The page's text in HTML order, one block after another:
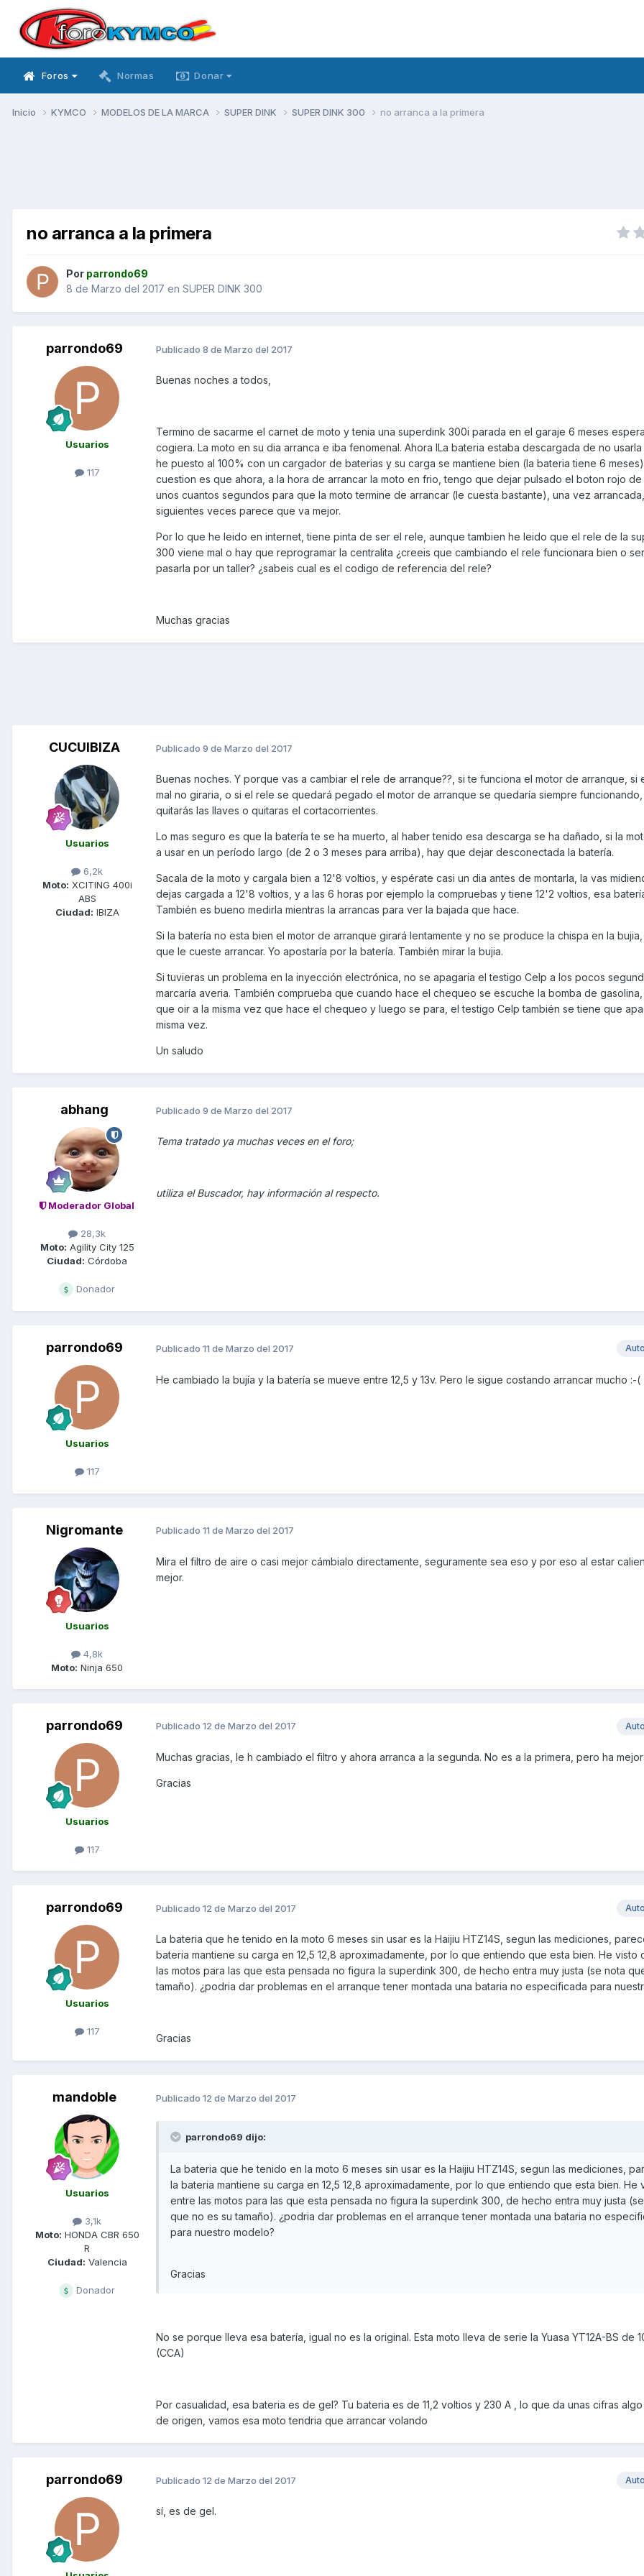
Foros Normas Donar
Inicio KYMCO MODELOS DE LA MARCA SUPER DINK SUPER DINK 300 no arranca a la primera
no arranca a la primera
Por parrondo69
8 de Marzo del 2017 en SUPER DINK 300
parrondo69
Usuarios
117
Publicado 8 de Marzo del 2017
Buenas noches a todos,
Termino de sacarme el carnet de moto y tenia una superdink 300i parada en el garaje 6 meses
cogiera. La moto en su dia arranca e iba fenomenal. Ahora lLa bateria estaba descargada de no
he puesto al 100% con un cargador de baterias y su carga se mantiene bien (la bateria tiene 6
cuestion es que ahora, a la hora de arrancar la moto en frio, tengo que dejar pulsado el boton rojo de
unos cuantos segundos para que la moto termine de arrancar (le cuesta bastante), una vez
siguientes veces parece que va mejor.
Por lo que he leido en internet, tiene pinta de ser el rele, aunque tambien he leido que el rele de la
300 viene mal o hay que reprogramar la centralita ¿creeis que cambiando el rele funcionara bien o
pasarla por un taller? ¿sabeis cual es el codigo de referencia del rele?
Muchas gracias
CUCUIBIZA
Usuarios
6,2k
Moto: XCITING 400i
ABS
Ciudad: IBIZA
Publicado 9 de Marzo del 2017
Buenas noches. Y porque vas a cambiar el rele de arranque??, si te funciona el motor de arranque, si
mal no giraria, o si el rele se quedará pegado el motor de arranque se quedaría siempre
quitarás las llaves o quitaras el cortacorrientes.
Lo mas seguro es que la batería te se ha muerto, al haber tenido esa descarga se ha dañado, si la
a usar en un período largo (de 2 o 3 meses para arriba), hay que dejar desconectada la batería.
Sacala de la moto y cargala bien a 12'8 voltios, y espérate casi un dia antes de montarla, la vas
dejas cargada a 12'8 voltios, y a las 6 horas por ejemplo la compruebas y tiene 12'2 voltios, esa
También es bueno medirla mientras la arrancas para ver la bajada que hace.
Si la batería no esta bien el motor de arranque girará lentamente y no se produce la chispa en la
que le cueste arrancar. Yo apostaría por la batería. También mirar la bujia.
Si tuvieras un problema en la inyección electrónica, no se apagaria el testigo Celp a los pocos
marcaría averia. También comprueba que cuando hace el chequeo se escuche la bomba de
que oir a la misma vez que hace el chequeo y luego se para, el testigo Celp también se tiene que
misma vez.
Un saludo
abhang
Moderador Global
28,3k
Moto: Agility City 125
Ciudad: Córdoba
Donador
Publicado 9 de Marzo del 2017
Tema tratado ya muchas veces en el foro;
utiliza el Buscador, hay información al respecto.
parrondo69
Usuarios
117
Publicado 11 de Marzo del 2017
He cambiado la bujía y la batería se mueve entre 12,5 y 13v. Pero le sigue costando arrancar mucho :-(
Nigromante
Usuarios
4,8k
Moto: Ninja 650
Publicado 11 de Marzo del 2017
Mira el filtro de aire o casi mejor cámbialo directamente, seguramente sea eso y por eso al estar
mejor.
parrondo69
Usuarios
117
Publicado 12 de Marzo del 2017
Muchas gracias, le h cambiado el filtro y ahora arranca a la segunda. No es a la primera, pero ha
Gracias
parrondo69
Usuarios
117
Publicado 12 de Marzo del 2017
La bateria que he tenido en la moto 6 meses sin usar es la Haijiu HTZ14S, segun las mediciones,
bateria mantiene su carga en 12,5 12,8 aproximadamente, por lo que entiendo que esta bien. He visto
las motos para las que esta pensada no figura la superdink 300, de hecho entra muy justa (se nota
tamaño). ¿podria dar problemas en el arranque tener montada una bataria no especificada para
Gracias
mandoble
Usuarios
3,1k
Moto: HONDA CBR 650
R
Ciudad: Valencia
Donador
Publicado 12 de Marzo del 2017
parrondo69 dijo:
La bateria que he tenido en la moto 6 meses sin usar es la Haijiu HTZ14S, segun las mediciones,
la bateria mantiene su carga en 12,5 12,8 aproximadamente, por lo que entiendo que esta bien. He
entre las motos para las que esta pensada no figura la superdink 300, de hecho entra muy justa
que no es su tamaño). ¿podria dar problemas en el arranque tener montada una bataria no
para nuestro modelo?
Gracias
No se porque lleva esa batería, igual no es la original. Esta moto lleva de serie la Yuasa YT12A-BS de
(CCA)
Por casualidad, esa bateria es de gel? Tu bateria es de 11,2 voltios y 230 A , lo que da unas cifras algo
de origen, vamos esa moto tendria que arrancar volando
parrondo69 Publicado 12 de Marzo del 2017
sí, es de gel.